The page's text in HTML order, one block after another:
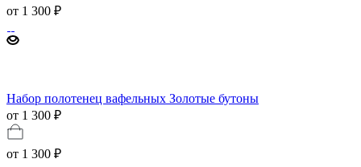
от 1 300 ₽
Набор полотенец вафельных Золотые бутоны
от 1 300 ₽
от 1 300 ₽